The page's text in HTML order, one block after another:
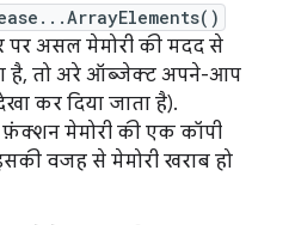
असल मेमोरी की मदद से
है, तो अरे ऑब्जेक्ट अपने-आप
कर दिया जाता है).
फ़ंक्शन मेमोरी की एक कॉपी
वजह से मेमोरी खराब हो